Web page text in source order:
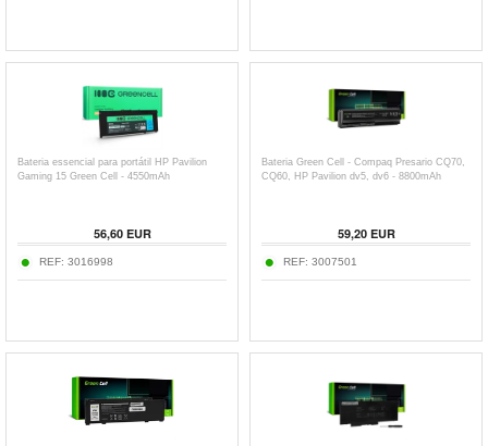
Bateria essencial para portátil HP Pavilion
Gaming 15 Green Cell - 4550mAh
56,60EUR
REF: 3016998
Bateria Green Cell - Compaq Presario CQ70,
CQ60, HP Pavilion dv5, dv6 - 8800mAh
59,20EUR
REF: 3007501